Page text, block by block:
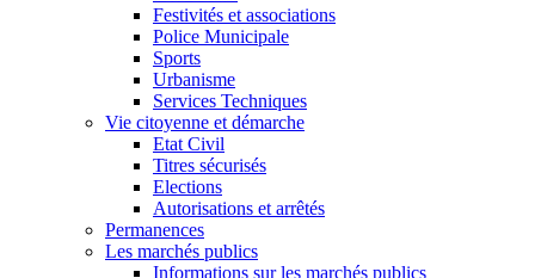
Festivités et associations
Police Municipale
Sports
Urbanisme
Services Techniques
Vie citoyenne et démarche
Etat Civil
Titres sécurisés
Elections
Autorisations et arrêtés
Permanences
Les marchés publics
Informations sur les marchés publics